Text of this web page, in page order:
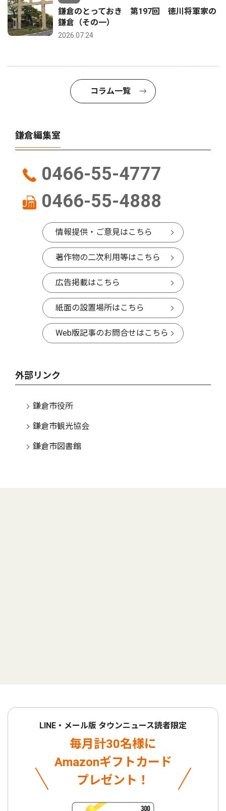
鎌倉のとっておき 第197回 徳川将軍家の
鎌倉（その一）
2026.07.24
コラム一覧
鎌倉編集室
0466-55-4777
0466-55-4888
情報提供・ご意見はこちら
著作物の二次利用等はこちら
広告掲載はこちら
紙面の設置場所はこちら
Web版記事のお問合せはこちら
外部リンク
鎌倉市役所
鎌倉市観光協会
鎌倉市図書館
LINE・メール版 タウンニュース読者限定
毎月計30名様に
Amazonギフトカード
プレゼント！